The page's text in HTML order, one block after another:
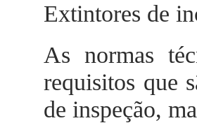
Extintores de
As normas
requisitos que
de inspeção,